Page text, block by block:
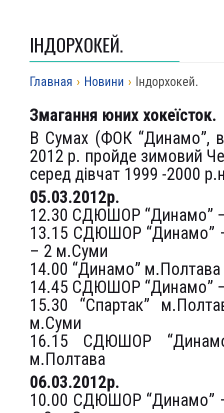
ІНДОРХОКЕЙ.
Главная › Новини › Індорхокей.
Змагання юних хокеїсток.
В Сумах (ФОК “Динамо”,
2012 р. пройде зимовий
серед дівчат 1999 -2000
05.03.2012р.
12.30 СДЮШОР
13.15 СДЮШОР
– 2 м.Суми
14.00 “Динамо”
14.45 СДЮШОР
15.30 “Спартак”
м.Суми
16.15 СДЮШОР
м.Полтава
06.03.2012р.
10.00 СДЮШОР